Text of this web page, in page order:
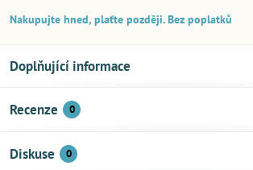
Nakupujte hned, plaťte později. Bez poplatků
Doplňující informace
Recenze 0
Diskuse 0